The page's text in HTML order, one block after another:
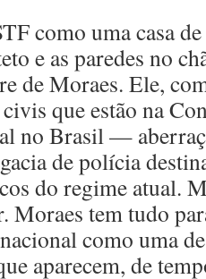
como uma casa
e as paredes no
de Moraes. Ele,
que estão na
no Brasil —
de polícia
do regime atual.
Moraes tem tudo
como uma
aparecem, de